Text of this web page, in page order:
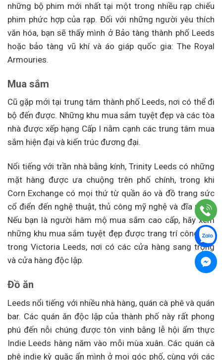
những bộ phim mới nhất tại một trong nhiều rạp chiếu
phim phức hợp của rạp. Đối với những người yêu thích
văn hóa, bạn sẽ thấy mình ở Bảo tàng thành phố Leeds
hoặc bảo tàng vũ khí và áo giáp quốc gia: The Royal
Armouries.
Mua sắm
Cũ gặp mới tại trung tâm thành phố Leeds, nơi có thể đi
bộ đến được. Những khu mua sắm tuyệt đẹp và các tòa
nhà được xếp hạng Cấp I nằm cạnh các trung tâm mua
sắm hiện đại và kiến ​​trúc đương đại.
Nổi tiếng với trần nhà bằng kính, Trinity Leeds có những
mặt hàng được ưa chuộng trên phố chính, trong khi
Corn Exchange có mọi thứ từ quần áo và đồ trang sức
cổ điển đến nghệ thuật, thủ công mỹ nghệ và đĩa nhạc.
Nếu bạn là người hâm mộ mua sắm cao cấp, hãy xem
những khu mua sắm tuyệt đẹp được trang trí công phu
trong Victoria Leeds, nơi có các cửa hàng sang trọng
và cửa hàng độc lập.
Đồ ăn
Leeds nổi tiếng với nhiều nhà hàng, quán cà phê và quán
bar. Các quán ăn độc lập của thành phố này rất phong
phú đến nỗi chúng được tôn vinh bằng lễ hội ẩm thực
Indie Leeds hàng năm vào mỗi mùa xuân. Các quán cà
phê indie kỳ quặc ẩn mình ở mọi góc phố, cùng với các